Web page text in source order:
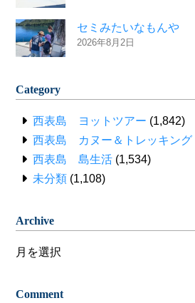
セミみたいなもんや
2026年8月2日
Category
西表島 ヨットツアー (1,842)
西表島 カヌー＆トレッキング
西表島 島生活 (1,534)
未分類 (1,108)
Archive
Archive
Comment